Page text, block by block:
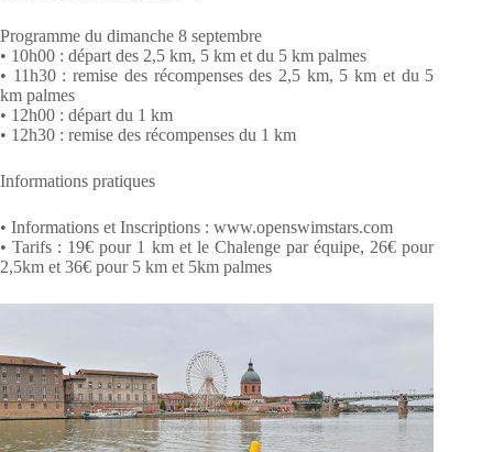
Programme du dimanche 8 septembre
• 10h00 : départ des 2,5 km, 5 km et du 5 km palmes
• 11h30 : remise des récompenses des 2,5 km, 5 km et du 5
km palmes
• 12h00 : départ du 1 km
• 12h30 : remise des récompenses du 1 km
Informations pratiques
• Informations et Inscriptions : www.openswimstars.com
• Tarifs : 19€ pour 1 km et le Chalenge par équipe, 26€ pour
2,5km et 36€ pour 5 km et 5km palmes